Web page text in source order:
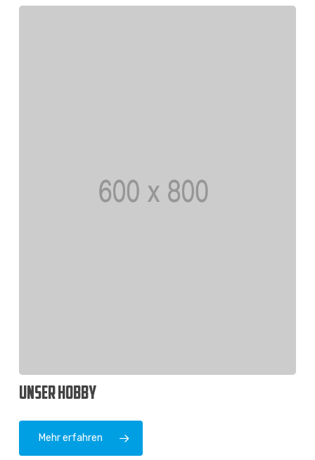
UNSER HOBBY
Mehr erfahren